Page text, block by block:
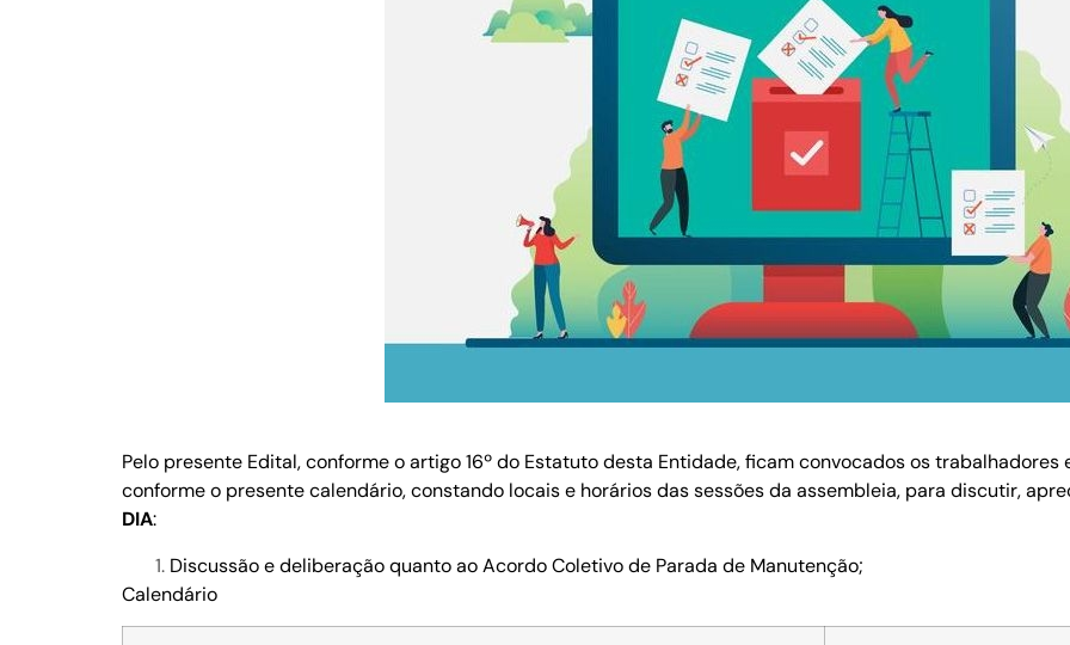
Pelo presente Edital, conforme o artigo 16º do Estatuto desta Entidade, ficam convocados os trabalhadores
conforme o presente calendário, constando locais e horários das sessões da assembleia, para discutir,
DIA:
Discussão e deliberação quanto ao Acordo Coletivo de Parada de Manutenção;
Calendário